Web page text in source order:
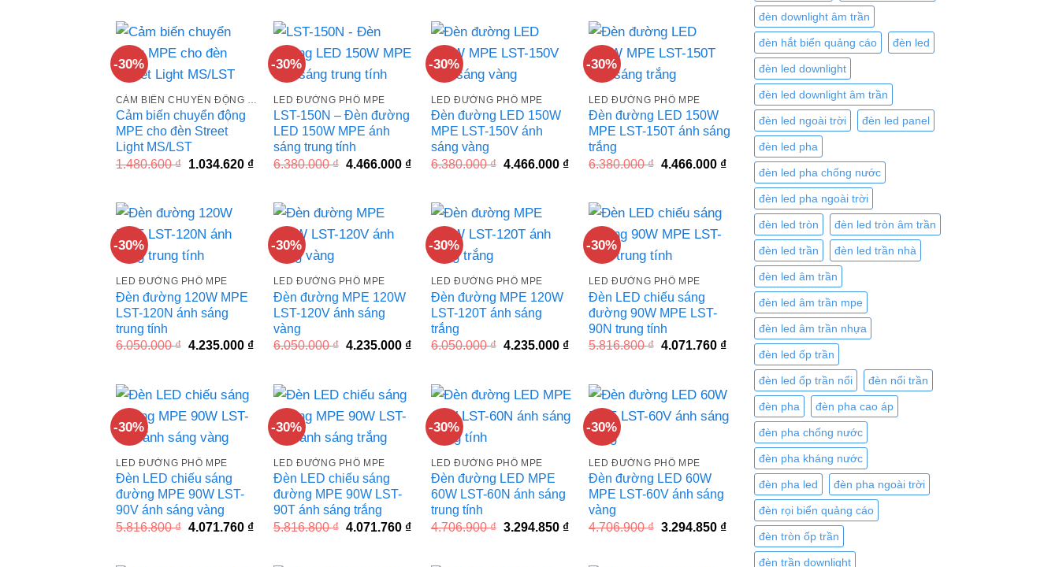
1.897.420 ₫.
1.897.420 ₫.
1.477.980 ₫.
1.477.980 ₫.
-30%
Cảm biến chuyển động
MPE cho đèn Street
Light MS/LST
1.480.600₫
Giá
1.034.620 ₫Giá
1.034.620 ₫.
-30%
LED ĐƯỜNG PHỐ MPE
LST-150N – Đèn đường
LED 150W MPE ánh
sáng trung tính
6.380.000₫ Giá
4.466.000 ₫Giá
4.466.000 ₫.
-30%
LED ĐƯỜNG PHỐ MPE
Đèn đường LED 150W
MPE LST-150V ánh
sáng vàng
6.380.000₫ Giá
4.466.000 ₫Giá
4.466.000 ₫.
-30%
LED ĐƯỜNG PHỐ MPE
Đèn đường LED 150W
MPE LST-150T ánh sáng
trắng
6.380.000₫ Giá
4.466.000 ₫Giá
4.466.000 ₫.
-30%
LED ĐƯỜNG PHỐ MPE
Đèn đường 120W MPE
LST-120N ánh sáng
trung tính
6.050.000₫ Giá
4.235.000 ₫Giá
4.235.000 ₫.
-30%
LED ĐƯỜNG PHỐ MPE
Đèn đường MPE 120W
LST-120V ánh sáng
vàng
6.050.000₫ Giá
4.235.000 ₫Giá
4.235.000 ₫.
-30%
LED ĐƯỜNG PHỐ MPE
Đèn đường MPE 120W
LST-120T ánh sáng
trắng
6.050.000₫ Giá
4.235.000 ₫Giá
4.235.000 ₫.
-30%
LED ĐƯỜNG PHỐ MPE
Đèn LED chiếu sáng
đường 90W MPE LST-
90N trung tính
5.816.800₫ Giá
4.071.760 ₫Giá
4.071.760 ₫.
-30%
LED ĐƯỜNG PHỐ MPE
Đèn LED chiếu sáng
đường MPE 90W LST-
90V ánh sáng vàng
5.816.800₫ Giá
4.071.760 ₫Giá
-30%
LED ĐƯỜNG PHỐ MPE
Đèn LED chiếu sáng
đường MPE 90W LST-
90T ánh sáng trắng
5.816.800₫ Giá
4.071.760 ₫Giá
-30%
LED ĐƯỜNG PHỐ MPE
Đèn đường LED MPE
60W LST-60N ánh sáng
trung tính
4.706.900₫ Giá
3.294.850 ₫Giá
-30%
LED ĐƯỜNG PHỐ MPE
Đèn đường LED 60W
MPE LST-60V ánh sáng
vàng
4.706.900₫ Giá
3.294.850 ₫Giá
đèn downlight âm trần
đèn hắt biển quảng cáo đèn led
đèn led downlight
đèn led downlight âm trần
đèn led ngoài trời đèn led panel
đèn led pha
đèn led pha chống nước
đèn led pha ngoài trời
đèn led tròn đèn led tròn âm trần
đèn led trần đèn led trần nhà
đèn led âm trần
đèn led âm trần mpe
đèn led âm trần nhựa
đèn led ốp trần
đèn led ốp trần nổi đèn nổi trần
đèn pha đèn pha cao áp
đèn pha chống nước
đèn pha kháng nước
đèn pha led đèn pha ngoài trời
đèn rọi biển quảng cáo
đèn tròn ốp trần
đèn trần downlight